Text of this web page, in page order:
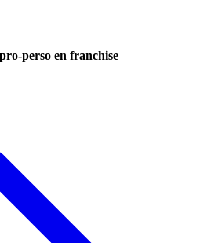
perso en franchise